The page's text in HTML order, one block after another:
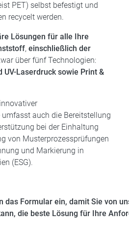
PET) selbst befestigt und
recycelt werden.
Lösungen für alle Ihre
,einschließlich der
über fünf Technologien:
UV-Laserdruck sowie Print &
auch die Bereitstellung
bei der Einhaltung
von Musterprozessprüfungen
und Markierung in
(ESG).
das Formular ein, damit Sie von
die beste Lösung für Ihre